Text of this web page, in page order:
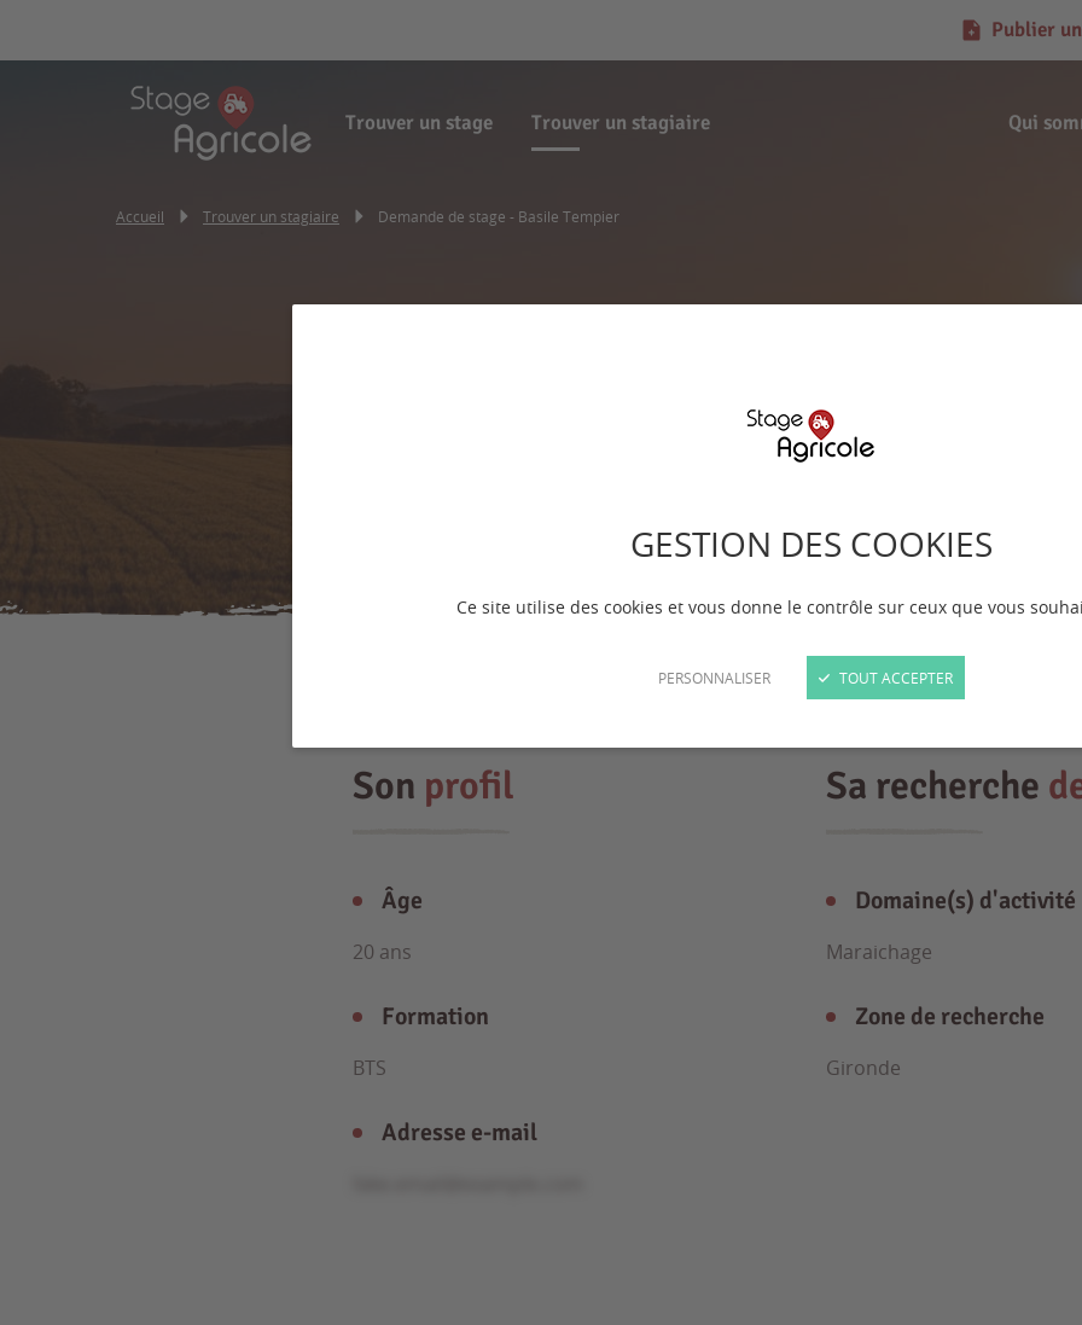
GESTION DES COOKIES
Ce site utilise des cookies et vous donne le contrôle sur ceux que vous
PERSONNALISER TOUT ACCEPTER
Trouver un stage Trouver un stagiaire Qui
Publier
Accueil Trouver un stagiaire Demande de stage - Basile Tempier
Basile Tempier
Son profil
Âge
20 ans
Formation
BTS
Adresse e-mail
Sa recherche
Domaine(s) d'activité
Maraichage
Zone de recherche
Gironde